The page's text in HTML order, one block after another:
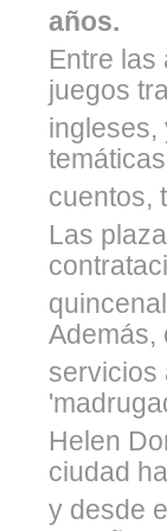
años.
Entre las
juegos
ingleses,
cuentos,
Las
Además,
servicios
Helen
ciudad
y desde